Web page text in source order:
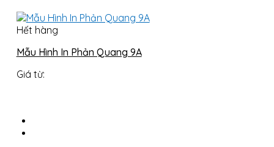
Hết hàng
Mẫu Hình In Phản Quang 9A
Giá từ: